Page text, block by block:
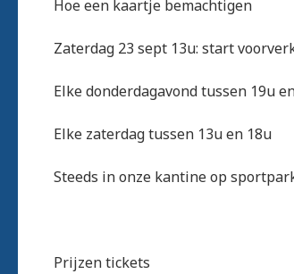
Hoe een kaartje bemachtigen
Zaterdag 23 sept 13u: start
Elke donderdagavond tussen 19u
Elke zaterdag tussen 13u en 18u
Steeds in onze kantine op
Prijzen tickets